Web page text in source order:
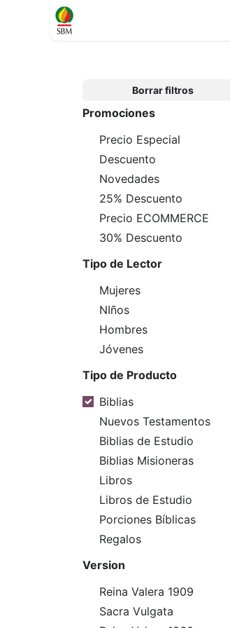
Borrar filtros
Promociones
Precio Especial
Descuento
Novedades
25% Descuento
Precio ECOMMERCE
30% Descuento
Tipo de Lector
Mujeres
NIños
Hombres
Jóvenes
Tipo de Producto
Biblias
Nuevos Testamentos
Biblias de Estudio
Biblias Misioneras
Libros
Libros de Estudio
Porciones Bíblicas
Regalos
Version
Reina Valera 1909
Sacra Vulgata